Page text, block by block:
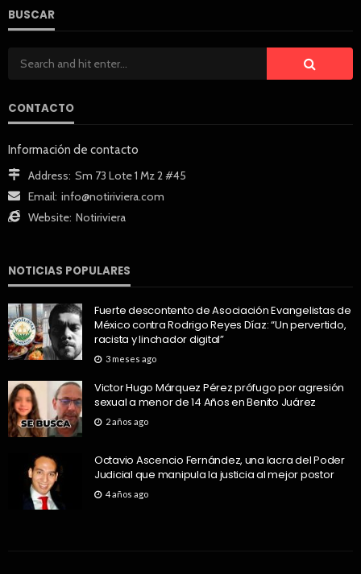
BUSCAR
CONTACTO
Información de contacto
Address: Sm 73 Lote 1 Mz 2 #45
Email: info@notiriviera.com
Website: Notiriviera
NOTICIAS POPULARES
Fuerte descontento de Asociación Evangelistas de
México contra Rodrigo Reyes Díaz: “Un pervertido,
racista y linchador digital”
3 meses ago
Victor Hugo Márquez Pérez prófugo por agresión
sexual a menor de 14 Años en Benito Juárez
2 años ago
Octavio Ascencio Fernández, una lacra del Poder
Judicial que manipula la justicia al mejor postor
4 años ago